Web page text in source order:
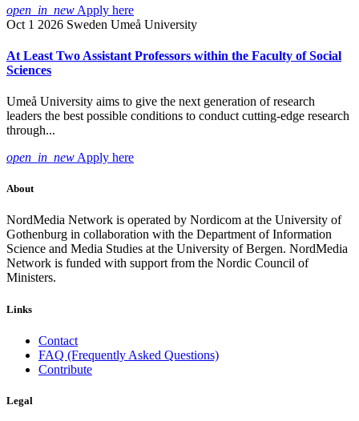
open_in_new Apply here
Oct 1 2026 Sweden Umeå University
At Least Two Assistant Professors within the Faculty of Social
Sciences
Umeå University aims to give the next generation of research
leaders the best possible conditions to conduct cutting-edge research
through...
open_in_new Apply here
About
NordMedia Network is operated by Nordicom at the University of
Gothenburg in collaboration with the Department of Information
Science and Media Studies at the University of Bergen. NordMedia
Network is funded with support from the Nordic Council of
Ministers.
Links
Contact
FAQ (Frequently Asked Questions)
Contribute
Legal